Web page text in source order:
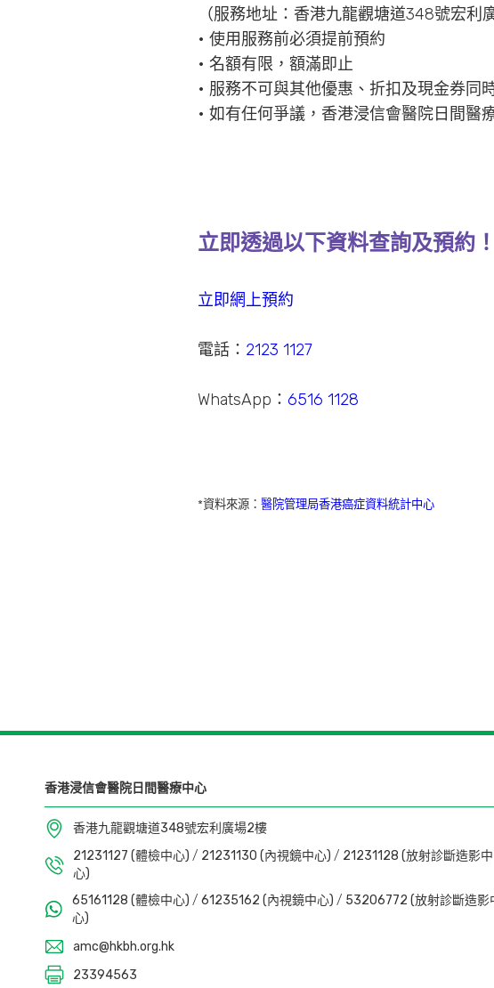
（服務地址：香港九龍觀塘道348號宏利
• 使用服務前必須提前預約
• 名額有限，額滿即止
• 服務不可與其他優惠、折扣及現金券同
• 如有任何爭議，香港浸信會醫院日間醫
立即透過以下資料查詢及預約！
立即網上預約
電話： 2123 1127
WhatsApp： 6516 1128
*資料來源： 醫院管理局香港癌症資料統計中心
香港浸信會醫院日間醫療中心
香港九龍觀塘道348號宏利廣場2樓
21231127 (體檢中心) / 21231130 (內視鏡中心) / 21231128 (放射診斷造影中
心)
65161128 (體檢中心)/61235162 (內視鏡中心)/ 53206772 (放射診斷造影
心)
amc@hkbh.org.hk
23394563